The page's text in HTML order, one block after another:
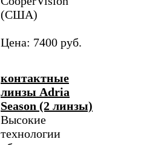
(США)
Цена: 7400 руб.
контактные
линзы Adria
Season (2 линзы)
Высокие
технологии